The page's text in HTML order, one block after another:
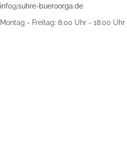
info@suhre-bueroorga.de
Montag - Freitag: 8:00 Uhr - 18:00 Uhr